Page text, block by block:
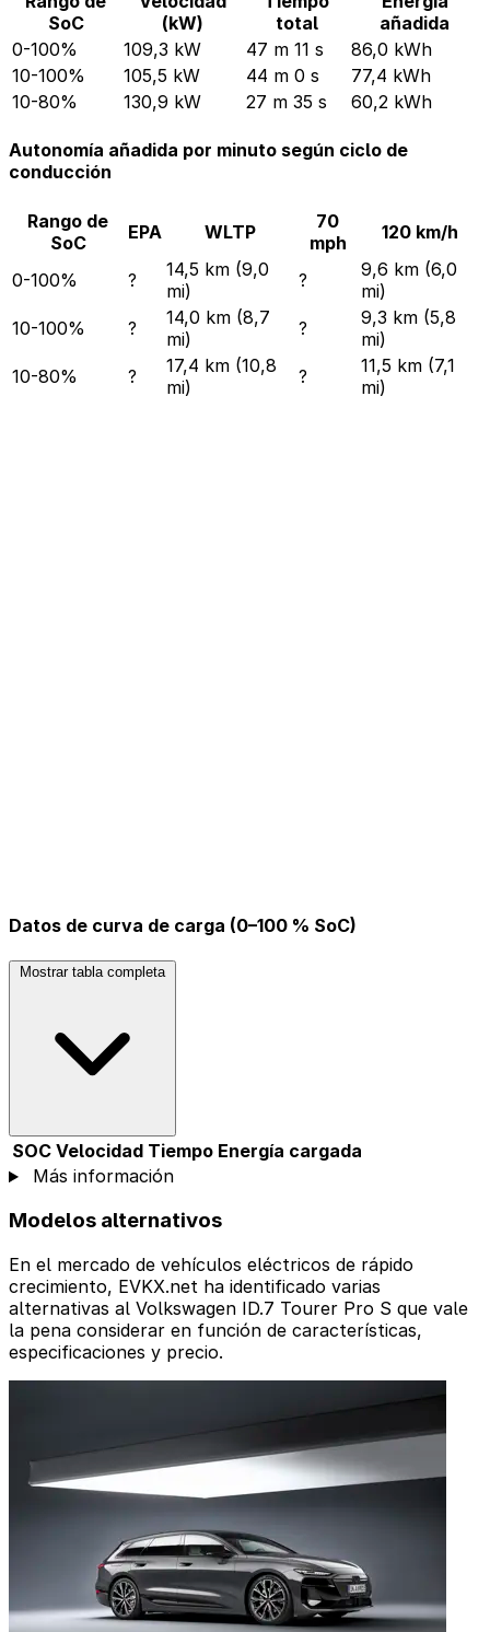
SoC
(kW)
total
añadida
0-100%
109,3 kW 47 m 11 s
86,0 kWh
10-100%
105,5 kW 44 m 0 s
77,4 kWh
10-80%
130,9 kW 27 m 35 s 60,2 kWh
Autonomía añadida por minuto según ciclo de
conducción
Rango de
SoC
EPA WLTP
70
mph
120 km/h
0-100% ?
14,5 km (9,0
mi)
?
9,6 km (6,0
mi)
10-100%
?
14,0 km (8,7
mi)
?
9,3 km (5,8
mi)
10-80%
?
17,4 km (10,8
mi)
?
11,5 km (7,1
mi)
Datos de curva de carga (0–100 % SoC)
Mostrar tabla completa
SOC Velocidad Tiempo Energía cargada
Más información
Modelos alternativos
En el mercado de vehículos eléctricos de rápido
crecimiento, EVKX.net ha identificado varias
alternativas al Volkswagen ID.7 Tourer Pro S que vale
la pena considerar en función de características,
especificaciones y precio.